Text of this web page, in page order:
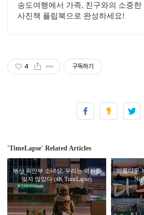
송도여행에서 가족, 친구와의 소중한
사진책 플립북으로 완성하세요!
4 구독하기
'TimeLapse' Related Articles
부산 위안부 소녀상, 우리는 역사를
잊지 않았다 (4K TimeLapse)
아름다운